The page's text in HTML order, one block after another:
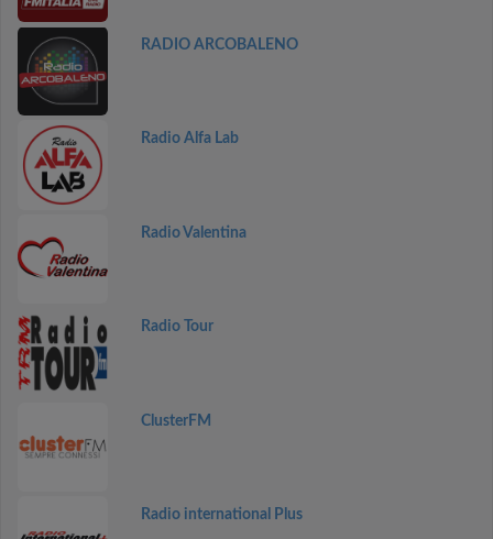
RADIO ARCOBALENO
Radio Alfa Lab
Radio Valentina
Radio Tour
ClusterFM
Radio international Plus